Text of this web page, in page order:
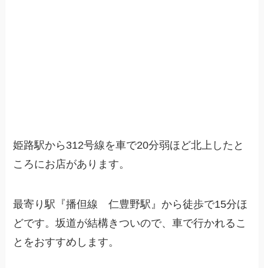
姫路駅から312号線を車で20分弱ほど北上したと
ころにお店があります。
最寄り駅『播但線 仁豊野駅』から徒歩で15分ほ
どです。坂道が結構きついので、車で行かれるこ
とをおすすめします。